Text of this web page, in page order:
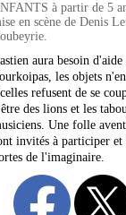
à partir de 5
en scène de Denis
aura besoin
les objets
refusent de se
des lions et les
Une folle
invités à participer
de l'imaginaire.